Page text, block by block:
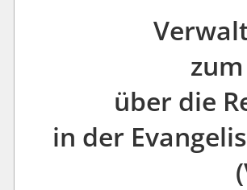
über die
in der